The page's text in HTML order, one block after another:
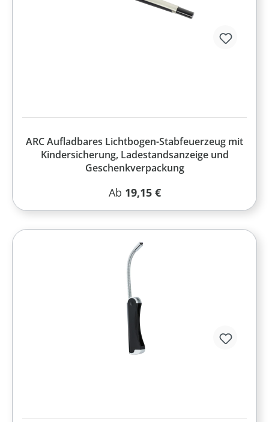
ARC Aufladbares Lichtbogen-Stabfeuerzeug mit
Kindersicherung, Ladestandsanzeige und
Geschenkverpackung
Regulärer Preis:
Ab 19,15 €